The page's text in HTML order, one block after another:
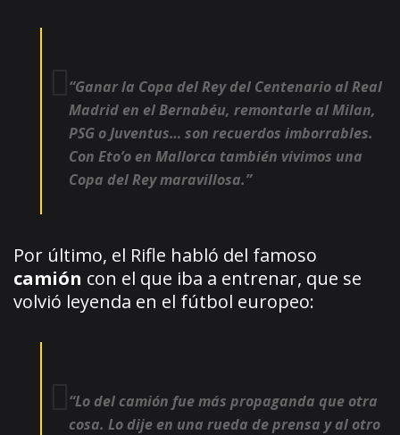
“Ganar la Copa del Rey del Centenario al Real
Madrid en el Bernabéu, remontarle al Milan,
PSG o Juventus… son recuerdos imborrables.
Con Eto’o en Mallorca también vivimos una
Copa del Rey maravillosa.”
Por último, el Rifle habló del famoso
camión con el que iba a entrenar, que se
volvió leyenda en el fútbol europeo:
“Lo del camión fue más propaganda que otra
cosa. Lo dije en una rueda de prensa y al otro